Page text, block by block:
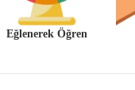
Eğlenerek Öğren